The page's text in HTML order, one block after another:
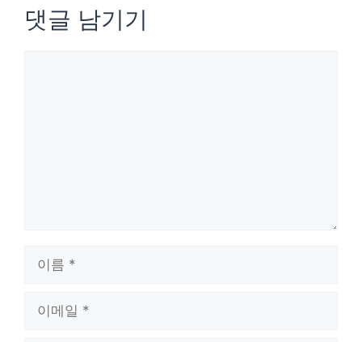
댓글 남기기